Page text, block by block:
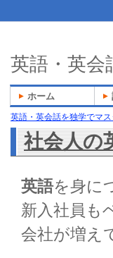
英語・英会話を独学でマ
社会人の
英語を身に
新入社員も
会社が増え
英語・英会
ホーム